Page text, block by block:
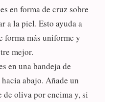
en forma de cruz sobre
a la piel. Esto ayuda a
forma más uniforme y
mejor.
en una bandeja de
abajo. Añade un
de oliva por encima y, si